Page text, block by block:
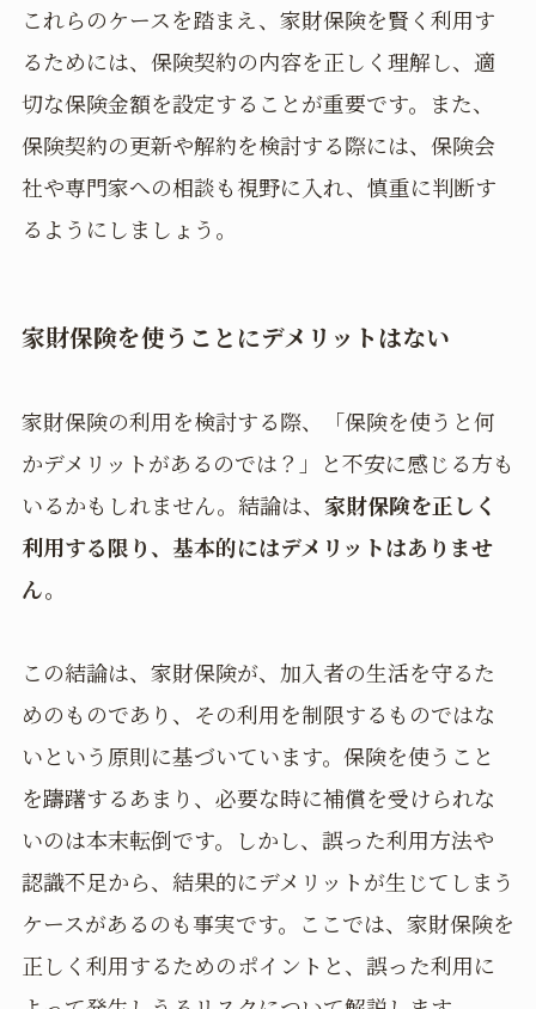
これらのケースを踏まえ、家財保険を賢く利用す
るためには、保険契約の内容を正しく理解し、適
切な保険金額を設定することが重要です。また、
保険契約の更新や解約を検討する際には、保険会
社や専門家への相談も視野に入れ、慎重に判断す
るようにしましょう。
家財保険を使うことにデメリットはない
家財保険の利用を検討する際、「保険を使うと何
かデメリットがあるのでは？」と不安に感じる方も
いるかもしれません。結論は、 家財保険を正しく
利用する限り、基本的にはデメリットはありませ
ん。
この結論は、家財保険が、加入者の生活を守るた
めのものであり、その利用を制限するものではな
いという原則に基づいています。保険を使うこと
を躊躇するあまり、必要な時に補償を受けられな
いのは本末転倒です。しかし、誤った利用方法や
認識不足から、結果的にデメリットが生じてしまう
ケースがあるのも事実です。ここでは、家財保険を
正しく利用するためのポイントと、誤った利用に